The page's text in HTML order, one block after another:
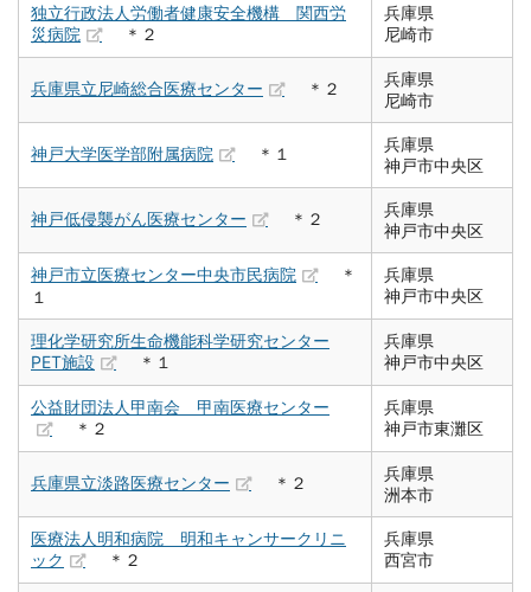
独立行政法人労働者健康安全機構 関西労
災病院
＊２
兵庫県
尼崎市
兵庫県立尼崎総合医療センター ＊２
兵庫県
尼崎市
神戸大学医学部附属病院 ＊１
兵庫県
神戸市中央区
神戸低侵襲がん医療センター ＊２
兵庫県
神戸市中央区
神戸市立医療センター中央市民病院
＊
１
兵庫県
神戸市中央区
理化学研究所生命機能科学研究センター
PET施設
＊１
兵庫県
神戸市中央区
公益財団法人甲南会 甲南医療センター
＊２
兵庫県
神戸市東灘区
兵庫県立淡路医療センター ＊２
兵庫県
洲本市
医療法人明和病院 明和キャンサークリニ
ック
＊２
兵庫県
西宮市